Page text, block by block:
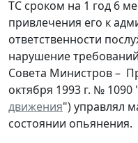
ТС сроком на 1 год 6
привлечения его к
ответственности
нарушение требований
Совета Министров –
октября 1993 г. № 1090
движения") управлял
состоянии опьянения.